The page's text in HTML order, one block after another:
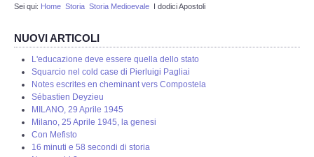
Web Admin
Redazione
Eventi in programmazione
STORIA
Protostoria
Sei qui: Home Storia Storia Medioevale I dodici Apostoli
NUOVI ARTICOLI
L'educazione deve essere quella dello stato
Squarcio nel cold case di Pierluigi Pagliai
Notes escrites en cheminant vers Compostela
Sébastien Deyzieu
MILANO, 29 Aprile 1945
Milano, 25 Aprile 1945, la genesi
Con Mefisto
16 minuti e 58 secondi di storia